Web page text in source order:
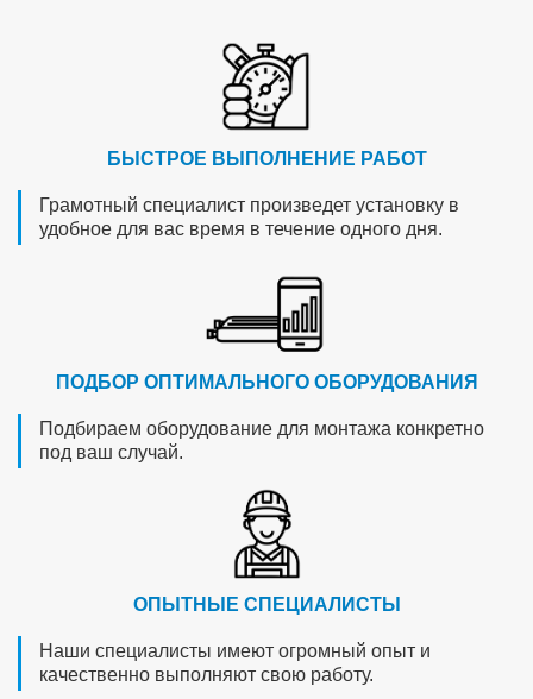
БЫСТРОЕ ВЫПОЛНЕНИЕ РАБОТ
Грамотный специалист произведет установку в
удобное для вас время в течение одного дня.
ПОДБОР ОПТИМАЛЬНОГО ОБОРУДОВАНИЯ
Подбираем оборудование для монтажа конкретно
под ваш случай.
ОПЫТНЫЕ СПЕЦИАЛИСТЫ
Наши специалисты имеют огромный опыт и
качественно выполняют свою работу.